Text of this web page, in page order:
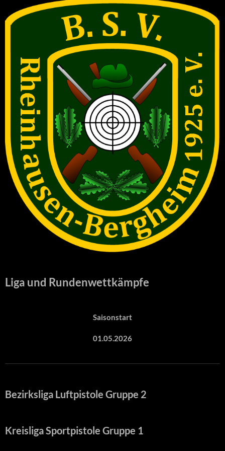
Liga und Rundenwettkämpfe
Saisonstart
01.05.2026
Bezirksliga Luftpistole Gruppe 2
Kreisliga Sportpistole Gruppe 1